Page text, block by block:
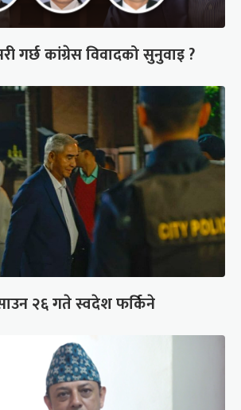
गर्छ कांग्रेस विवादको सुनुवाइ ?
२६ गते स्वदेश फर्किने